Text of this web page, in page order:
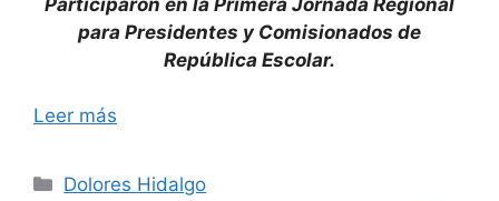
para Presidentes y Comisionados de
República Escolar.
Leer más
Categorías
Dolores Hidalgo